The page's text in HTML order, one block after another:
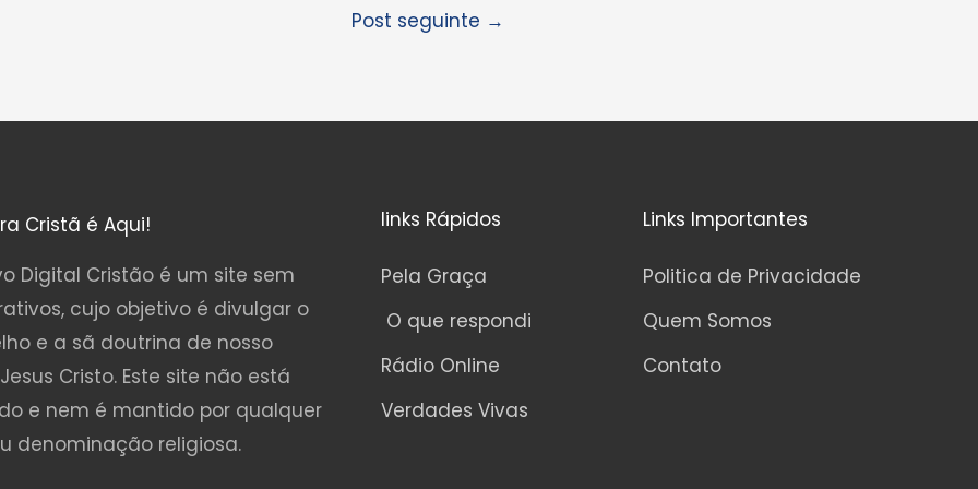
Post seguinte →
Cristã é Aqui!
Digital Cristão é um site sem
cujo objetivo é divulgar o
e a sã doutrina de nosso
Cristo. Este site não está
e nem é mantido por qualquer
denominação religiosa.
links Rápidos
Pela Graça
O que respondi
Rádio Online
Verdades Vivas
Links Importantes
Politica de Privacidade
Quem Somos
Contato